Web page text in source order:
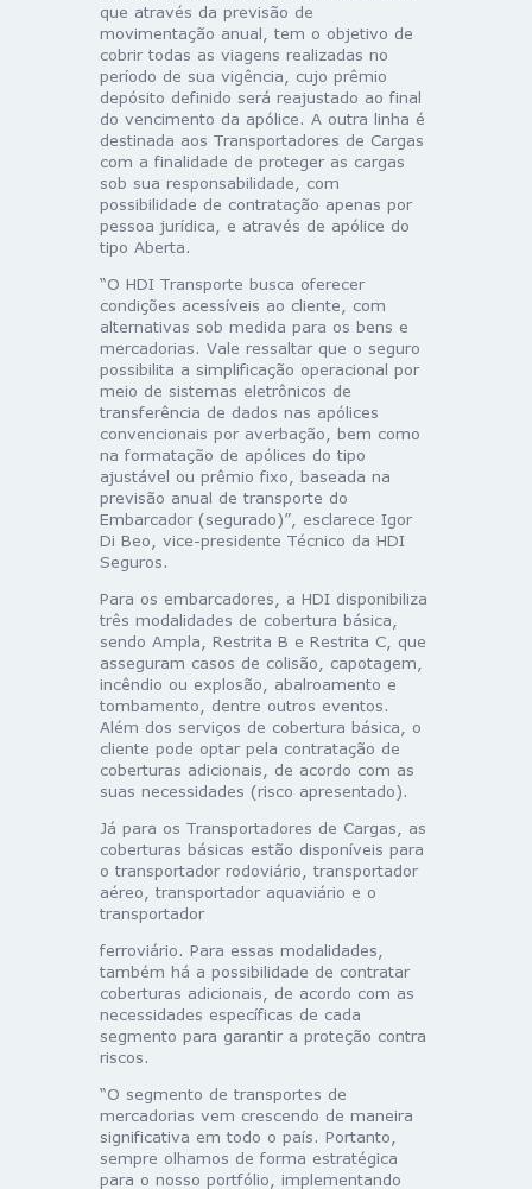
que através da previsão de
movimentação anual, tem o objetivo de
cobrir todas as viagens realizadas no
período de sua vigência, cujo prêmio
depósito definido será reajustado ao final
do vencimento da apólice. A outra linha é
destinada aos Transportadores de Cargas
com a finalidade de proteger as cargas
sob sua responsabilidade, com
possibilidade de contratação apenas por
pessoa jurídica, e através de apólice do
tipo Aberta.
“O HDI Transporte busca oferecer
condições acessíveis ao cliente, com
alternativas sob medida para os bens e
mercadorias. Vale ressaltar que o seguro
possibilita a simplificação operacional por
meio de sistemas eletrônicos de
transferência de dados nas apólices
convencionais por averbação, bem como
na formatação de apólices do tipo
ajustável ou prêmio fixo, baseada na
previsão anual de transporte do
Embarcador (segurado)”, esclarece Igor
Di Beo, vice-presidente Técnico da HDI
Seguros.
Para os embarcadores, a HDI disponibiliza
três modalidades de cobertura básica,
sendo Ampla, Restrita B e Restrita C, que
asseguram casos de colisão, capotagem,
incêndio ou explosão, abalroamento e
tombamento, dentre outros eventos.
Além dos serviços de cobertura básica, o
cliente pode optar pela contratação de
coberturas adicionais, de acordo com as
suas necessidades (risco apresentado).
Já para os Transportadores de Cargas, as
coberturas básicas estão disponíveis para
o transportador rodoviário, transportador
aéreo, transportador aquaviário e o
transportador
ferroviário. Para essas modalidades,
também há a possibilidade de contratar
coberturas adicionais, de acordo com as
necessidades específicas de cada
segmento para garantir a proteção contra
riscos.
“O segmento de transportes de
mercadorias vem crescendo de maneira
significativa em todo o país. Portanto,
sempre olhamos de forma estratégica
para o nosso portfólio, implementando